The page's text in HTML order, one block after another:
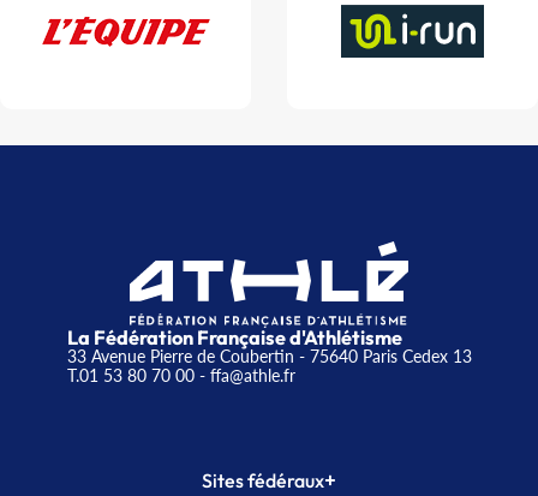
La Fédération Française d'Athlétisme
33 Avenue Pierre de Coubertin - 75640 Paris Cedex 13
T.01 53 80 70 00- ffa@athle.fr
Sites fédéraux+